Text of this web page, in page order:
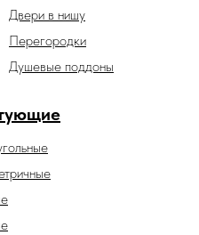
Двери в нишу
Перегородки
Душевые поддоны